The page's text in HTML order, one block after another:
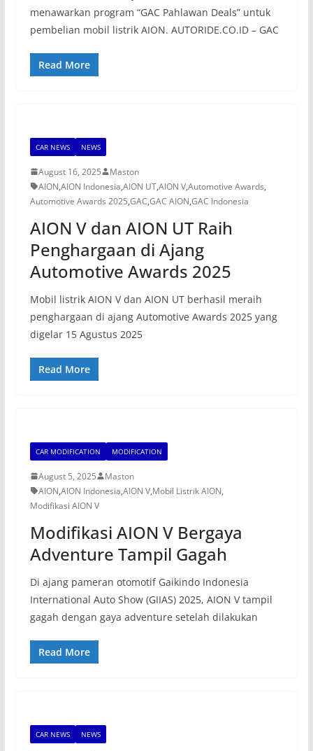
menawarkan program “GAC Pahlawan Deals” untuk
pembelian mobil listrik AION. AUTORIDE.CO.ID – GAC
Read More
CAR NEWS NEWS
August 16, 2025
Maston
AION,AION Indonesia,AION UT,AION V,Automotive Awards,
Automotive Awards 2025,GAC,GAC AION,GAC Indonesia
AION V dan AION UT Raih
Penghargaan di Ajang
Automotive Awards 2025
Mobil listrik AION V dan AION UT berhasil meraih
penghargaan di ajang Automotive Awards 2025 yang
digelar 15 Agustus 2025
Read More
CAR MODIFICATION MODIFICATION
August 5, 2025
Maston
AION,AION Indonesia,AION V,Mobil Listrik AION,
Modifikasi AION V
Modifikasi AION V Bergaya
Adventure Tampil Gagah
Di ajang pameran otomotif Gaikindo Indonesia
International Auto Show (GIIAS) 2025, AION V tampil
gagah dengan gaya adventure setelah dilakukan
Read More
CAR NEWS NEWS